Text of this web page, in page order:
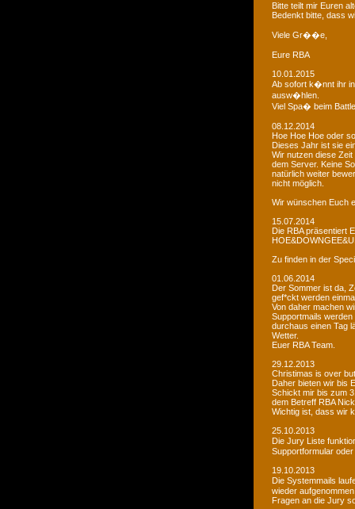
Bitte teilt mir Euren
Bedenkt bitte, dass
Viele Gr��e,
Eure RBA
10.01.2015
Ab sofort k�nnt ihr
ausw�hlen.
Viel Spa� beim
08.12.2014
Hoe Hoe Hoe oder
Dieses Jahr ist sie
Wir nutzen diese
dem Server. Keine
natürlich weiter
nicht möglich.
Wir wünschen Euch
15.07.2014
Die RBA präsentiert
Zu finden in der
01.06.2014
Der Sommer ist da,
gef*ckt werden
Von daher machen
Supportmails
durchaus einen Tag
Wetter.
Euer RBA Team.
29.12.2013
Christimas is over
Daher bieten wir bis
Schickt mir bis zum
dem Betreff RBA
Wichtig ist, dass wir
25.10.2013
Die Jury Liste
Supportformular
19.10.2013
Die Systemmails
wieder
Fragen an die Jury